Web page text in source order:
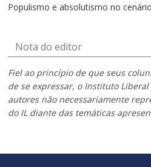
Populismo e absolutismo no
Nota do editor
Fiel ao princípio de que seus
de se expressar, o Instituto
autores não necessariamente
do IL diante das temáticas